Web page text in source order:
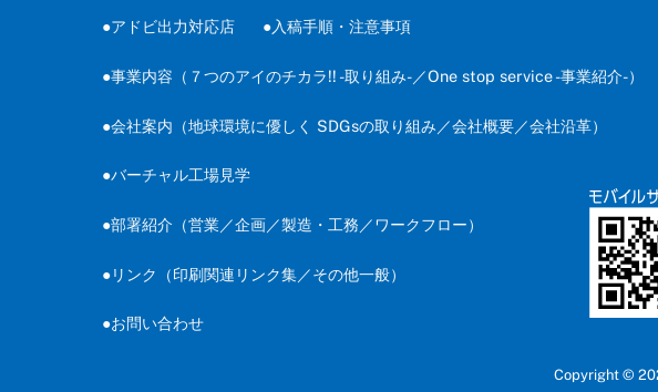
●アドビ出力対応店 ●入稿手順・注意事項
●事業内容 （ ７つのアイのチカラ!! -取り組み-／One stop service -事業紹介-）
●会社案内 （地球環境に優しく SDGsの取り組み／会社概要／会社沿革）
●バーチャル工場見学
●部署紹介 （営業／企画／製造・工務 ／ワークフロー）
●リンク （印刷関連リンク集／その他一般）
●お問い合わせ
Copyright ©